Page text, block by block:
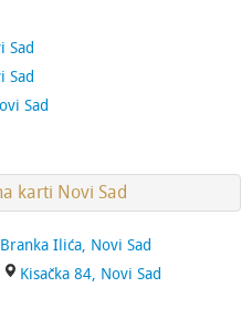
Sad
Sad
Sad
karti Novi Sad
Branka Ilića, Novi Sad
Kisačka 84, Novi Sad